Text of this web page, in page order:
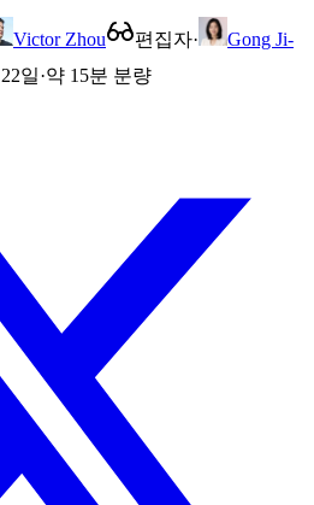
Victor Zhou 편집자·
Gong Ji-
일·약 15분 분량